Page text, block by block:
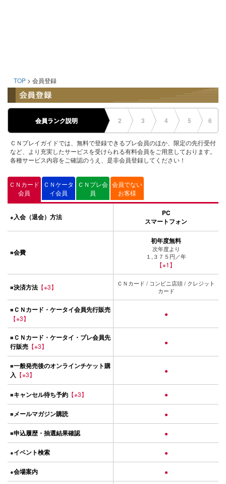
TOP > 会員登録
会員ランク説明 2 3 4 5 6
ＣＮプレイガイドでは、無料で登録できるプレ会員のほか、限定の先行受付
など、より充実したサービスを受けられる有料会員をご用意しております。
各種サービス内容をご確認のうえ、是非会員登録してください！
ＣＮカード
会員
ＣＮケータ
イ会員
ＣＮプレ会
員
会員でない
お客様
●入会（退会）方法
PC
スマートフォン
■会費
初年度無料
次年度より
１,３７５円／年
【※1】
■決済方法 【※3】
ＣＮカード / コンビニ店頭 / クレジット
カード
■ＣＮカード・ケータイ会員先行販売
【※3】
●
■ＣＮカード・ケータイ・プレ会員先
行販売 【※3】 ●
■一般発売後のオンラインチケット購
入 【※3】 ●
■キャンセル待ち予約 【※3】 ●
■メールマガジン購読 ●
■申込履歴・抽選結果確認 ●
●イベント検索 ●
●会場案内 ●